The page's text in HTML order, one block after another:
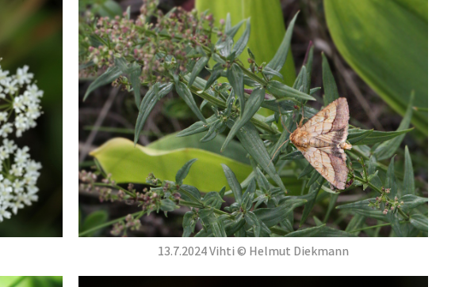
13.7.2024 Vihti © Helmut Diekmann